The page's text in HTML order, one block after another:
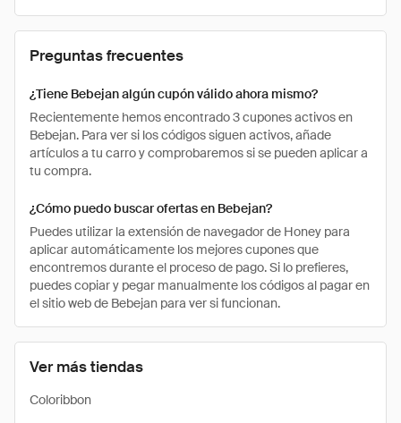
Ver más tiendas
Coloribbon
Preguntas frecuentes
¿Tiene Bebejan algún cupón válido ahora mismo?
Recientemente hemos encontrado 3 cupones activos en
Bebejan. Para ver si los códigos siguen activos, añade
artículos a tu carro y comprobaremos si se pueden aplicar a
tu compra.
¿Cómo puedo buscar ofertas en Bebejan?
Puedes utilizar la extensión de navegador de Honey para
aplicar automáticamente los mejores cupones que
encontremos durante el proceso de pago. Si lo prefieres,
puedes copiar y pegar manualmente los códigos al pagar en
el sitio web de Bebejan para ver si funcionan.